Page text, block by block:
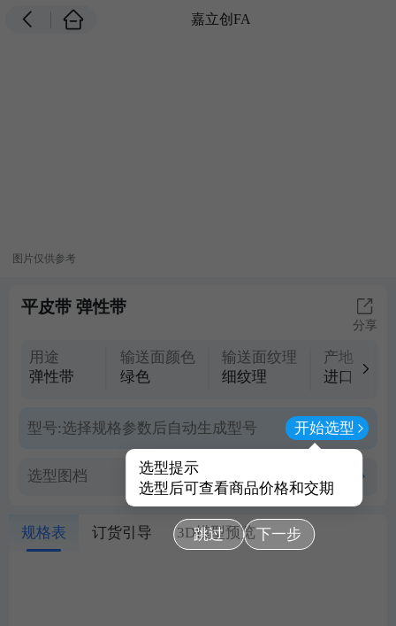
嘉立创FA
图片仅供参考
平皮带 弹性带
分享
用途
弹性带
输送面颜色
绿色
输送面纹理
细纹理
产地
进口
型号:选择规格参数后自动生成型号 开始选型
选型提示
选型后可查看商品价格和交期
跳过 下一步
选型图档 查看PDF图档
规格表 订货引导 3D模型预览